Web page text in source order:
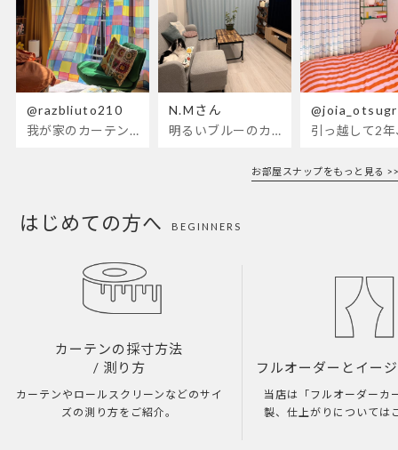
@razbliuto210
我が家のカーテンが新しくなりました🌼早起きが超絶苦手な私が、思わず朝カーテンを開けて光合成するようになったステンドグラスカーテン…！
N.Mさん
明るいブルーのカーテンで、部屋全体が明るく。白を基調とした部屋にぴったりです。
お部屋スナップをもっと見る >>
はじめての方へ BEGINNERS
カーテンの採寸方法
/ 測り方
カーテンやロールスクリーンなどのサイ
ズの測り方をご紹介。
フルオーダーとイー
当店は「フルオーダーカ
製、仕上がりについては